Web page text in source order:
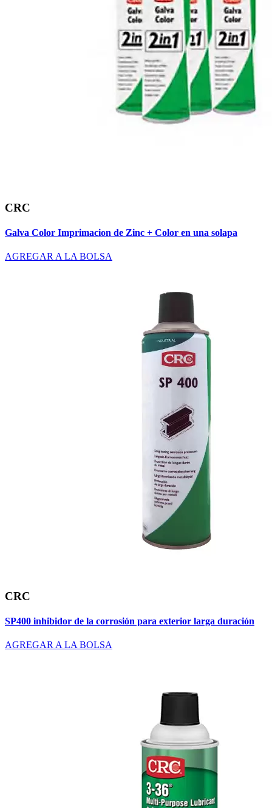
CRC
Galva Color Imprimacion de Zinc + Color en una solapa
AGREGAR A LA BOLSA
CRC
SP400 inhibidor de la corrosión para exterior larga duración
AGREGAR A LA BOLSA